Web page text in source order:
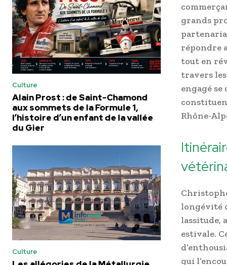
Culture
Alain Prost : de Saint-Chamond
aux sommets de la Formule 1,
l’histoire d’un enfant de la vallée
du Gier
Culture
grands
répondre
tout en
travers
engagé
Rhône-
longévité
lassitude,
estivale.
qui